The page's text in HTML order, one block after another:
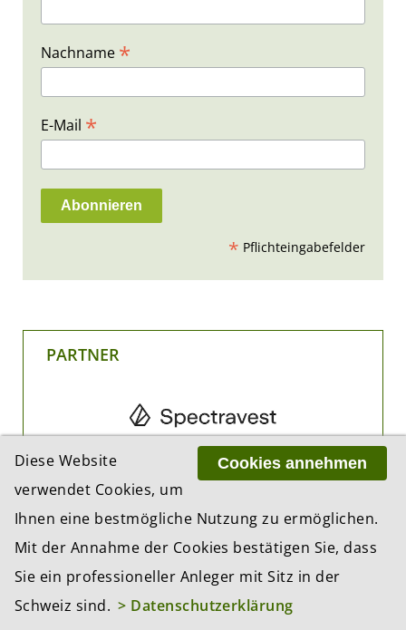
Nachname *
E-Mail *
* Pflichteingabefelder
PARTNER
Cookies annehmen
Diese Website
verwendet Cookies, um
Ihnen eine bestmögliche Nutzung zu ermöglichen.
Mit der Annahme der Cookies bestätigen Sie, dass
Sie ein professioneller Anleger mit Sitz in der
Schweiz sind. > Datenschutzerklärung